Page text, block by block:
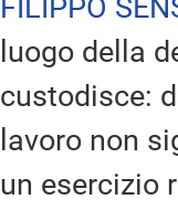
FILIPPO
luogo della
custodisce:
lavoro non
un esercizio